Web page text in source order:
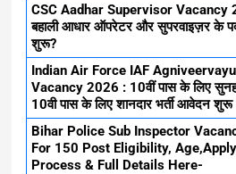
CSC Aadhar Supervisor Vacancy
बहाली आधार ऑपरेटर और सुपरवाइज़र के
शुरू?
Indian Air Force IAF
Vacancy 2026 : 10वीं पास के लिए
10वी पास के लिए शानदार भर्ती आवेदन शुरू
Bihar Police Sub Inspector
For 150 Post Eligibility,
Process & Full Details Here-